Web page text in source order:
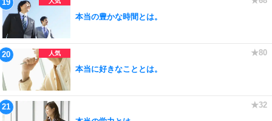
本当の豊かな時間とは。
本当に好きなこととは。